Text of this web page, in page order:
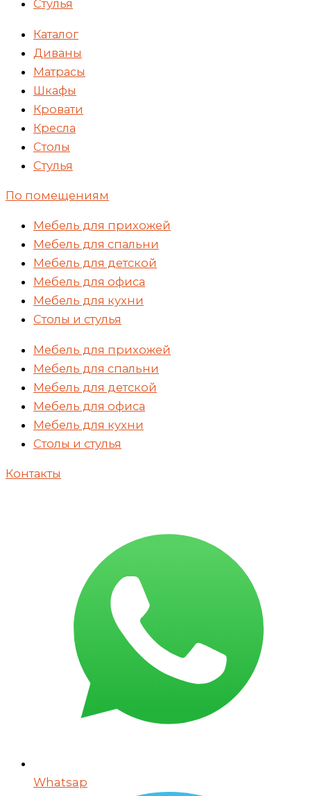
Стулья
Каталог
Диваны
Матрасы
Шкафы
Кровати
Кресла
Столы
Стулья
По помещениям
Мебель для прихожей
Мебель для спальни
Мебель для детской
Мебель для офиса
Мебель для кухни
Столы и стулья
Мебель для прихожей
Мебель для спальни
Мебель для детской
Мебель для офиса
Мебель для кухни
Столы и стулья
Контакты
Whatsap